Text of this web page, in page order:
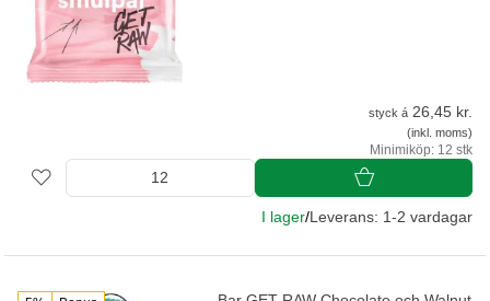
styck á 26,45 kr.
(inkl. moms)
Minimiköp: 12 stk
I lager/Leverans: 1-2 vardagar